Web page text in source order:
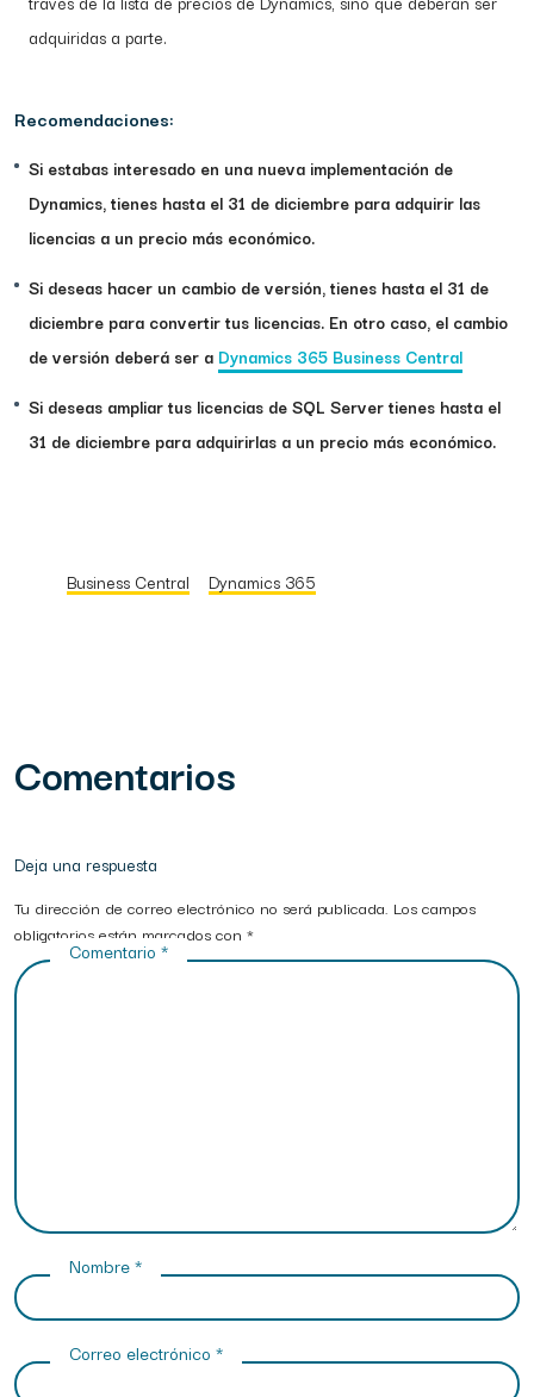
adquiridas a parte.
Recomendaciones:
Si estabas interesado en una nueva implementación de
Dynamics, tienes hasta el 31 de diciembre para adquirir las
licencias a un precio más económico.
Si deseas hacer un cambio de versión, tienes hasta el 31 de
diciembre para convertir tus licencias. En otro caso, el cambio
de versión deberá ser a Dynamics 365 Business Central
Si deseas ampliar tus licencias de SQL Server tienes hasta el
31 de diciembre para adquirirlas a un precio más económico.
Business Central Dynamics 365
Comentarios
Deja una respuesta
Tu dirección de correo electrónico no será publicada. Los campos
obligatorios están marcados con *
Comentario *
Nombre*
Correo electrónico *